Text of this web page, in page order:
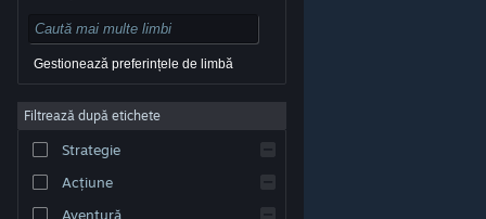
© Valve Corporation. Toate drepturile rezervate. Toate
respectivi în SUA și celelalte țări.
Acordul Steam pentru abonați
Cookie-uri
Gestionează preferințele de limbă
Filtrează după etichete
Strategie
Acțiune
Aventură